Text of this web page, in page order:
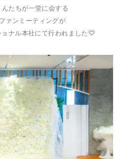
たちが一堂に会する
ァンミーティングが
ョナル本社にて行われました♡